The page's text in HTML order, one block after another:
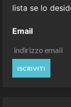
lista se lo
Email